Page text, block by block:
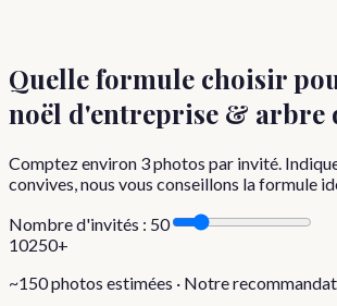
Quelle formule choisir
noël d'entreprise & arbre
Comptez environ 3photos par invité.
convives, nous vous conseillons la formule
Nombre d'invités : 50
10250+
~150photos estimées · Notre